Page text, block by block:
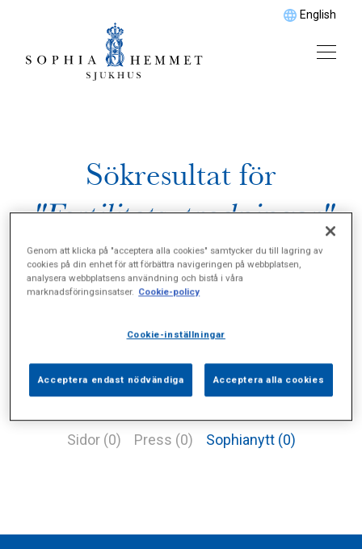
English
Sökresultat för
"Fertilitetsutredningar"
Sidor (0) Press (0) Sophianytt (0)
Genom att klicka på "acceptera alla cookies" samtycker du till lagring av
cookies på din enhet för att förbättra navigeringen på webbplatsen,
analysera webbplatsens användning och bistå i våra
marknadsföringsinsatser. Cookie-policy
Cookie-inställningar
Acceptera endast nödvändiga Acceptera alla cookies